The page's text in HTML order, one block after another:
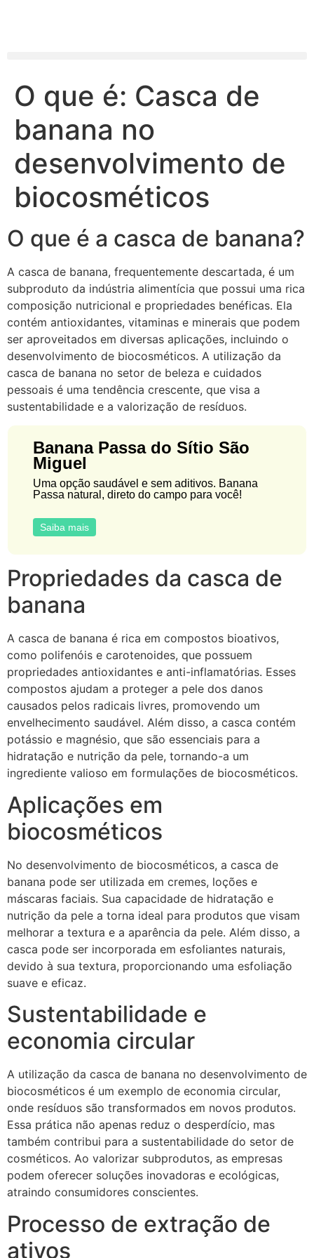
O que é: Casca de
banana no
desenvolvimento de
biocosméticos
O que é a casca de banana?
A casca de banana, frequentemente descartada, é um
subproduto da indústria alimentícia que possui uma rica
composição nutricional e propriedades benéficas. Ela
contém antioxidantes, vitaminas e minerais que podem
ser aproveitados em diversas aplicações, incluindo o
desenvolvimento de biocosméticos. A utilização da
casca de banana no setor de beleza e cuidados
pessoais é uma tendência crescente, que visa a
sustentabilidade e a valorização de resíduos.
Banana Passa do Sítio São
Miguel
Uma opção saudável e sem aditivos. Banana
Passa natural, direto do campo para você!
Saiba mais
Propriedades da casca de
banana
A casca de banana é rica em compostos bioativos,
como polifenóis e carotenoides, que possuem
propriedades antioxidantes e anti-inflamatórias. Esses
compostos ajudam a proteger a pele dos danos
causados pelos radicais livres, promovendo um
envelhecimento saudável. Além disso, a casca contém
potássio e magnésio, que são essenciais para a
hidratação e nutrição da pele, tornando-a um
ingrediente valioso em formulações de biocosméticos.
Aplicações em
biocosméticos
No desenvolvimento de biocosméticos, a casca de
banana pode ser utilizada em cremes, loções e
máscaras faciais. Sua capacidade de hidratação e
nutrição da pele a torna ideal para produtos que visam
melhorar a textura e a aparência da pele. Além disso, a
casca pode ser incorporada em esfoliantes naturais,
devido à sua textura, proporcionando uma esfoliação
suave e eficaz.
Sustentabilidade e
economia circular
A utilização da casca de banana no desenvolvimento de
biocosméticos é um exemplo de economia circular,
onde resíduos são transformados em novos produtos.
Essa prática não apenas reduz o desperdício, mas
também contribui para a sustentabilidade do setor de
cosméticos. Ao valorizar subprodutos, as empresas
podem oferecer soluções inovadoras e ecológicas,
atraindo consumidores conscientes.
Processo de extração de
ativos